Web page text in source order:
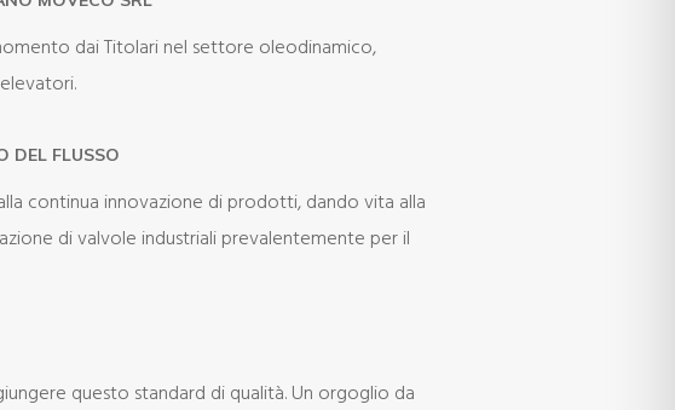
dai Titolari nel settore oleodinamico,
DEL FLUSSO
continua innovazione di prodotti, dando vita alla
di valvole industriali prevalentemente per il
questo standard di qualità. Un orgoglio da